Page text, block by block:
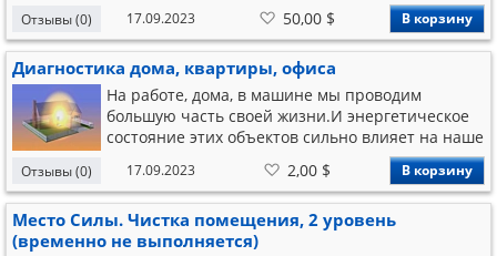
Отзывы (0) 17.09.2023 В
список
желаний
50,00 $ В корзину
Диагностика дома, квартиры, офиса
На работе, дома, в машине мы проводим
большую часть своей жизни.И энергетическое
состояние этих объектов сильно влияет на наше
здоровье, тонус, энергетическое состояние.
Отзывы (0) 17.09.2023 В
список
желаний
2,00 $ В корзину
Место Силы. Чистка помещения, 2 уровень
(временно не выполняется)